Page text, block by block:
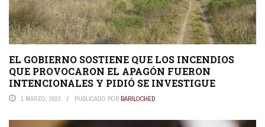
EL GOBIERNO SOSTIENE QUE LOS INCENDIOS
QUE PROVOCARON EL APAGÓN FUERON
INTENCIONALES Y PIDIÓ SE INVESTIGUE
1 MARZO, 2023 PUBLICADO POR BARILOCHED